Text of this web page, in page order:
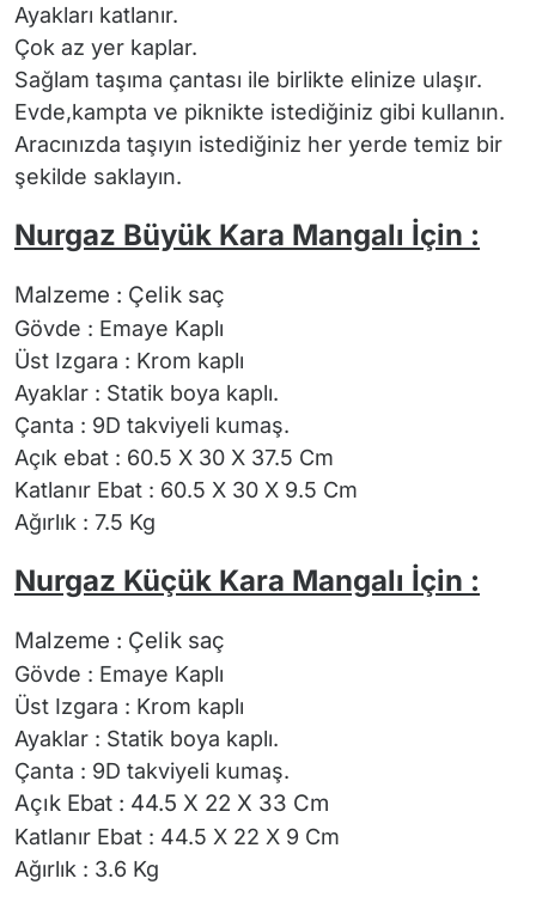
Ayakları katlanır.
Çok az yer kaplar.
Sağlam taşıma çantası ile birlikte elinize ulaşır.
Evde,kampta ve piknikte istediğiniz gibi kullanın.
Aracınızda taşıyın istediğiniz her yerde temiz bir
şekilde saklayın.
Nurgaz Büyük Kara Mangalı İçin :
Malzeme : Çelik saç
Gövde : Emaye Kaplı
Üst Izgara : Krom kaplı
Ayaklar : Statik boya kaplı.
Çanta : 9D takviyeli kumaş.
Açık ebat : 60.5 X 30 X 37.5 Cm
Katlanır Ebat : 60.5 X 30 X 9.5 Cm
Ağırlık : 7.5 Kg
Nurgaz Küçük Kara Mangalı İçin :
Malzeme : Çelik saç
Gövde : Emaye Kaplı
Üst Izgara : Krom kaplı
Ayaklar : Statik boya kaplı.
Çanta : 9D takviyeli kumaş.
Açık Ebat : 44.5 X 22 X 33 Cm
Katlanır Ebat : 44.5 X 22 X 9 Cm
Ağırlık : 3.6 Kg